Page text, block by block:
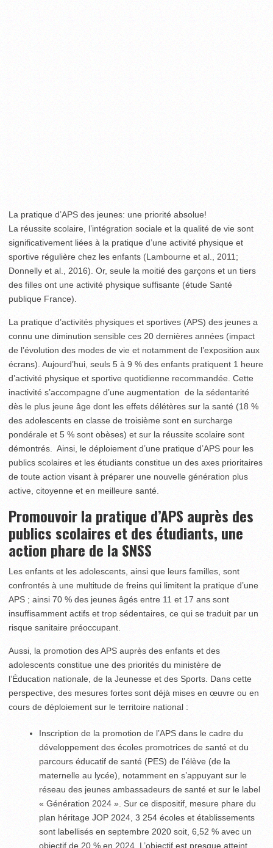
La pratique d’APS des jeunes: une priorité absolue!
La réussite scolaire, l’intégration sociale et la qualité de vie sont
significativement liées à la pratique d’une activité physique et
sportive régulière chez les enfants (Lambourne et al., 2011;
Donnelly et al., 2016). Or, seule la moitié des garçons et un tiers
des filles ont une activité physique suffisante (étude Santé
publique France).
La pratique d’activités physiques et sportives (APS) des jeunes a
connu une diminution sensible ces 20 dernières années (impact
de l’évolution des modes de vie et notamment de l’exposition aux
écrans). Aujourd’hui, seuls 5 à 9 % des enfants pratiquent 1 heure
d’activité physique et sportive quotidienne recommandée. Cette
inactivité s’accompagne d’une augmentation de la sédentarité
dès le plus jeune âge dont les effets délétères sur la santé (18 %
des adolescents en classe de troisième sont en surcharge
pondérale et 5 % sont obèses) et sur la réussite scolaire sont
démontrés. Ainsi, le déploiement d’une pratique d’APS pour les
publics scolaires et les étudiants constitue un des axes prioritaires
de toute action visant à préparer une nouvelle génération plus
active, citoyenne et en meilleure santé.
Promouvoir la pratique d’APS auprès des
publics scolaires et des étudiants, une
action phare de la SNSS
Les enfants et les adolescents, ainsi que leurs familles, sont
confrontés à une multitude de freins qui limitent la pratique d’une
APS ; ainsi 70 % des jeunes âgés entre 11 et 17 ans sont
insuffisamment actifs et trop sédentaires, ce qui se traduit par un
risque sanitaire préoccupant.
Aussi, la promotion des APS auprès des enfants et des
adolescents constitue une des priorités du ministère de
l’Éducation nationale, de la Jeunesse et des Sports. Dans cette
perspective, des mesures fortes sont déjà mises en œuvre ou en
cours de déploiement sur le territoire national :
Inscription de la promotion de l’APS dans le cadre du
développement des écoles promotrices de santé et du
parcours éducatif de santé (PES) de l’élève (de la
maternelle au lycée), notamment en s’appuyant sur le
réseau des jeunes ambassadeurs de santé et sur le label
« Génération 2024 ». Sur ce dispositif, mesure phare du
plan héritage JOP 2024, 3 254 écoles et établissements
sont labellisés en septembre 2020 soit, 6,52 % avec un
objectif de 20 % en 2024. L’objectif est presque atteint